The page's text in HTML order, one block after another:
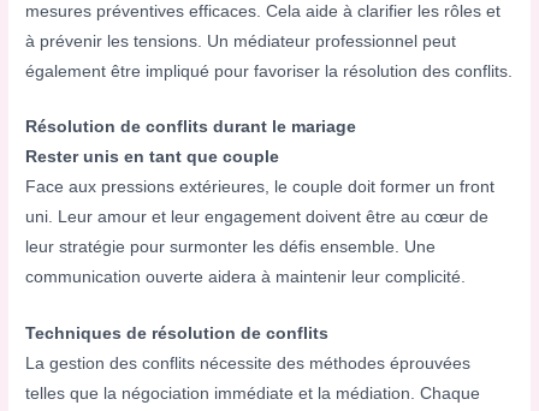
mesures préventives efficaces. Cela aide à clarifier les rôles et
à prévenir les tensions. Un médiateur professionnel peut
également être impliqué pour favoriser la résolution des conflits.
Résolution de conflits durant le mariage
Rester unis en tant que couple
Face aux pressions extérieures, le couple doit former un front
uni. Leur amour et leur engagement doivent être au cœur de
leur stratégie pour surmonter les défis ensemble. Une
communication ouverte aidera à maintenir leur complicité.
Techniques de résolution de conflits
La gestion des conflits nécessite des méthodes éprouvées
telles que la négociation immédiate et la médiation. Chaque